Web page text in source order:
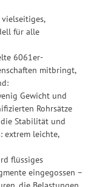
für alle
6061er-
mitbringt,
Gewicht und
Rohrsätze
die Stabilität und
extrem leichte,
flüssiges
eingegossen –